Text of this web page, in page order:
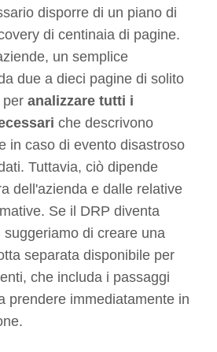
disporre di un piano di
di centinaia di pagine.
un semplice
due a dieci pagine di solito
per analizzare tutti i
che descrivono
in caso di evento disastroso
Tuttavia, ciò dipende
dell'azienda e dalle relative
Se il DRP diventa
suggeriamo di creare una
separata disponibile per
che includa i passaggi
prendere immediatamente in